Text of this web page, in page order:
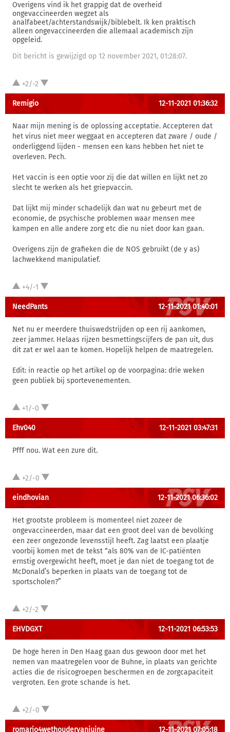
Overigens vind ik het grappig dat de overheid
ongevaccineerden wegzet als
analfabeet/achterstandswijk/biblebelt. Ik ken praktisch
alleen ongevaccineerden die allemaal academisch zijn
opgeleid.
Dit bericht is gewijzigd op 12 november 2021, 01:28:07.
+2/-2
Remigio 12-11-2021 01:36:32
Naar mijn mening is de oplossing acceptatie. Accepteren dat
het virus niet meer weggaat en accepteren dat zware / oude /
onderliggend lijden - mensen een kans hebben het niet te
overleven. Pech.
Het vaccin is een optie voor zij die dat willen en lijkt net zo
slecht te werken als het griepvaccin.
Dat lijkt mij minder schadelijk dan wat nu gebeurt met de
economie, de psychische problemen waar mensen mee
kampen en alle andere zorg etc die nu niet door kan gaan.
Overigens zijn de grafieken die de NOS gebruikt (de y as)
lachwekkend manipulatief.
+4/-1
NeedPants 12-11-2021 01:40:01
Net nu er meerdere thuiswedstrijden op een rij aankomen,
zeer jammer. Helaas rijzen besmettingscijfers de pan uit, dus
dit zat er wel aan te komen. Hopelijk helpen de maatregelen.
Edit: in reactie op het artikel op de voorpagina: drie weken
geen publiek bij sportevenementen.
+1/-0
Ehv040 12-11-2021 03:47:31
Pfff nou. Wat een zure dit.
+2/-0
eindhovian 12-11-2021 06:36:02
Het grootste probleem is momenteel niet zozeer de
ongevaccineerden, maar dat een groot deel van de bevolking
een zeer ongezonde levensstijl heeft. Zag laatst een plaatje
voorbij komen met de tekst “als 80% van de IC-patiënten
ernstig overgewicht heeft, moet je dan niet de toegang tot de
McDonald’s beperken in plaats van de toegang tot de
sportscholen?”
+2/-2
EHVDGXT 12-11-2021 06:53:53
De hoge heren in Den Haag gaan dus gewoon door met het
nemen van maatregelen voor de Buhne, in plaats van gerichte
acties die de risicogroepen beschermen en de zorgcapaciteit
vergroten. Een grote schande is het.
+2/-0
romario4wethoudervanjuine 12-11-2021 07:05:18